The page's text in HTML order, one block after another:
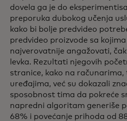
dovela ga je do
preporuka dubokog učenja
kako bi bolje predvideo
predvideo proizvode sa
najverovatnije angažovati,
levka. Rezultati njegovih
stranice, kako na
uređajima, već su dokazali
sposobnost tima da pokreće
napredni algoritam generiše
68% i povećanje prihoda od